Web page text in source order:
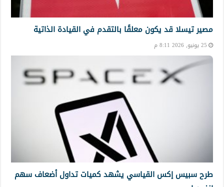
مصير تيسلا قد يكون معلقًا بالتقدم في القيادة الذاتية
25 يونيو, 2026 8:11 م
طرح سبيس إكس القياسي يشهد كميات تداول أضعاف سهم